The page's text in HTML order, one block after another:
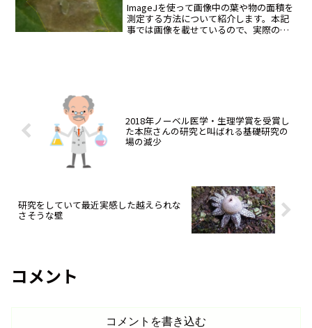
ImageJを使って画像中の葉や物の面積を
測定する方法について紹介します。本記
事では画像を載せているので、実際の手
2018年ノーベル医学・生理学賞を受賞し
た本庶さんの研究と叫ばれる基礎研究の
場の減少
研究をしていて最近実感した越えられな
さそうな壁
コメント
コメントを書き込む